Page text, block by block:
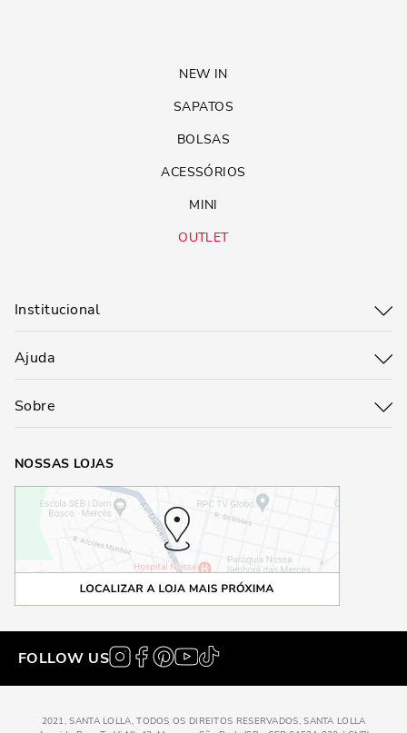
NEW IN
SAPATOS
BOLSAS
ACESSÓRIOS
MINI
OUTLET
Institucional
Ajuda
Sobre
NOSSAS LOJAS
FOLLOW US
2021, SANTA LOLLA, TODOS OS DIREITOS RESERVADOS, SANTA LOLLA